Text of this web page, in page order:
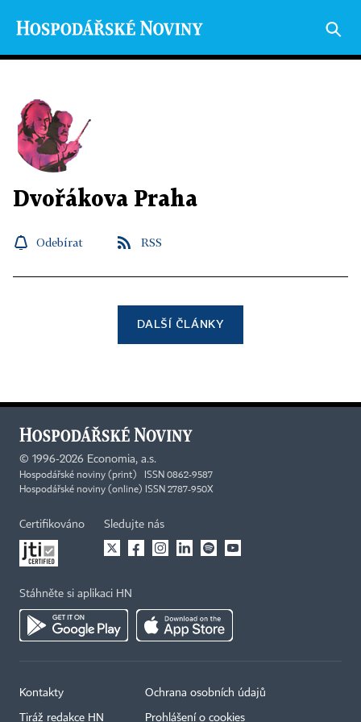
Dvořákova Praha
Odebírat RSS
DALŠÍ ČLÁNKY
© 1996-2026 Economia, a.s.
Hospodářské noviny (print) ISSN 0862-9587
Hospodářské noviny (online) ISSN 2787-950X
Certifikováno Sledujte nás
Stáhněte si aplikaci HN
Kontakty
Tiráž redakce HN
Ochrana osobních údajů
Prohlášení o cookies